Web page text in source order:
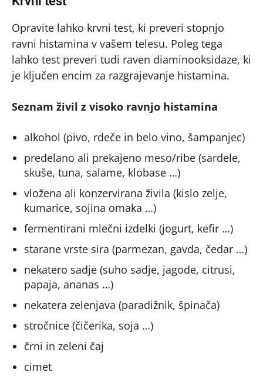
Opravite lahko krvni test, ki preveri stopnjo
ravni histamina v vašem telesu. Poleg tega
lahko test preveri tudi raven diaminooksidaze, ki
je ključen encim za razgrajevanje histamina.
Seznam živil z visoko ravnjo histamina
alkohol (pivo, rdeče in belo vino, šampanjec)
predelano ali prekajeno meso/ribe (sardele,
skuše, tuna, salame, klobase …)
vložena ali konzervirana živila (kislo zelje,
kumarice, sojina omaka …)
fermentirani mlečni izdelki (jogurt, kefir …)
starane vrste sira (parmezan, gavda, čedar …)
nekatero sadje (suho sadje, jagode, citrusi,
papaja, ananas …)
nekatera zelenjava (paradižnik, špinača)
stročnice (čičerika, soja …)
črni in zeleni čaj
cimet